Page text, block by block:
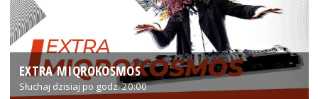
EXTRA MIQROKOSMOS
Słuchaj dzisiaj po godz. 20:00